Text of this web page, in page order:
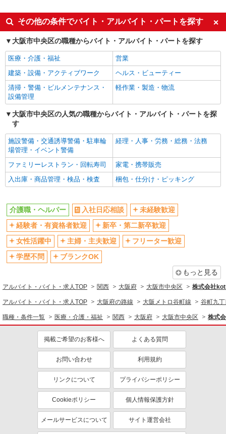
同じ特徴から谷町九丁目駅の求人を探す
入社日応相談
未経験歓迎
経験者・有資格者歓迎
新卒・第二新卒歓迎
女性活躍中
主婦・主夫歓迎
フリーター歓迎
学歴不問
ブランクOK
エルダー（50代～）活躍中
シニア（60代～）活躍中
高収入・高額
昇給あり
完全週休2日制
フルタイム歓迎
駅直結・駅チカ
車通勤OK
バイク通勤OK
自転車通勤OK
社会保険あり
産休・育休取得実績あり
退職金・財形貯蓄制度あり
各種手当（家族・役職・インセン
ティブなど）あり
制服貸与
資格取得支援制度あり
同じ職種から求人を探す
医療・介護・福祉
介護職・ヘルパー
同じ特徴から求人を探す
未経験歓迎
ミドル（40代～）活躍中
ボーナス・賞与あり
車通勤OK
社会保険あり
産休・育休取得実績あり
その他の条件でバイト・アルバイト・パートを探す
大阪市中央区の職種からバイト・アルバイト・パートを探す
医療・介護・福祉
営業
建築・設備・アクティブワーク
ヘルス・ビューティー
清掃・警備・ビルメンテナンス・
設備管理
軽作業・製造・物流
大阪市中央区の人気の職種からバイト・アルバイト・パートを探
す
施設警備・交通誘導警備・駐車輪
場管理・イベント警備
経理・人事・労務・総務・法務
ファミリーレストラン・回転寿司
家電・携帯販売
入出庫・商品管理・検品・検査
梱包・仕分け・ピッキング
介護職・ヘルパー 入社日応相談
未経験歓迎
経験者・有資格者歓迎
新卒・第二新卒歓迎
女性活躍中
主婦・主夫歓迎
フリーター歓迎
学歴不問
ブランクOK
もっと見る
アルバイト・バイト・求人TOP 関西 大阪府 大阪市中央区 株式会社
アルバイト・バイト・求人TOP 大阪府の路線 大阪メトロ谷町線 谷町九
職種・条件一覧 医療・介護・福祉 関西 大阪府 大阪市中央区 株式
掲載ご希望のお客様へ よくある質問
お問い合わせ 利用規約
リンクについて プライバシーポリシー
Cookieポリシー 個人情報保護方針
メールサービスについて サイト運営会社